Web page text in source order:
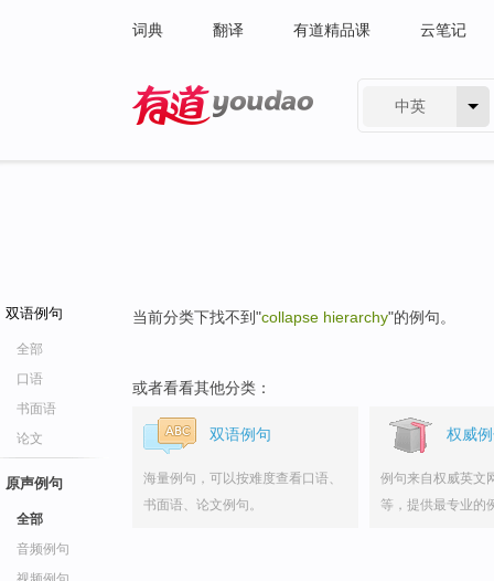
词典 翻译 有道精品课 云笔记
中英
双语例句
全部
口语
书面语
论文
原声例句
全部
音频例句
当前分类下找不到"collapse hierarchy"的例句。
或者看看其他分类：
双语例句
海量例句，可以按难度查看口语、
书面语、论文例句。
权威
例句来自权威英文
等，提供最专业的